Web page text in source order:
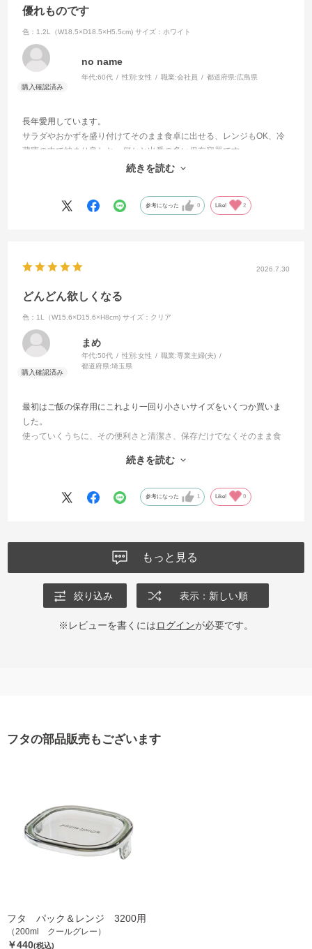
優れものです
色：1.2L（W18.5×D18.5×H5.5cm) サイズ：ホワイト
no name
年代:60代 性別:女性 職業:会社員 都道府県:広島県
長年愛用しています。
サラダやおかずを盛り付けてそのまま食卓に出せる、レンジもOK、冷
蔵庫の中で納まり良しと、何かと出番の多い保存容器です。
私の勧めで実家の母も愛用中。今回はその母から母の妹へのプレゼン
続きを読む
参考になった 0 Like! 2
2026.7.30
どんどん欲しくなる
色：1L（W15.6×D15.6×H8cm) サイズ：クリア
まめ
年代:50代 性別:女性 職業:専業主婦(夫)
都道府県:埼玉県
最初はご飯の保存用にこれより一回り小さいサイズをいくつか買いま
した。
使っていくうちに、その便利さと清潔さ、保存だけでなくそのまま食
続きを読む
参考になった 1 Like! 0
もっと見る
絞り込み 表示：新しい順
※レビューを書くにはログインが必要です。
フタの部品販売もございます
フタ パック＆レンジ 3200用
（200ml クールグレー）
￥440(税込)